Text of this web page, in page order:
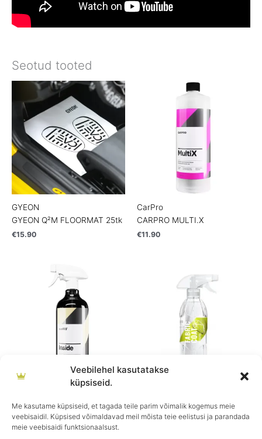
Veebilehel kasutatakse
küpsiseid.
Me kasutame küpsiseid, et tagada teile parim võimalik kogemus meie
veebisaidil. Küpsised võimaldavad meil mõista teie eelistusi ja parandada
meie veebisaidi funktsionaalsust.
Seotud tooted
GYEON
GYEON Q²M FLOORMAT 25tk
€15.90
CarPro
CARPRO MULTI.X
€11.90
CARPRO INSIDE
€19.90 – € 34.90
range:
through
€34.90
GYEON Q² FabricCoat
€ 19.90 – €49.90
range:
€19.90
through
€49.90